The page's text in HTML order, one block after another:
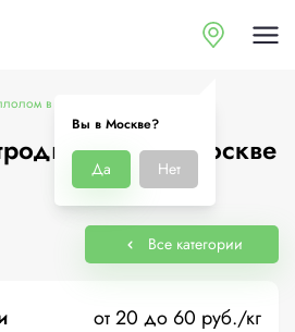
Вы в Москве?
Да Нет
в Москве
в Москве
Все категории
от 20 до 60 руб./кг